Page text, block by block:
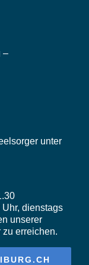
–
unter
dienstags
unserer
zu erreichen.